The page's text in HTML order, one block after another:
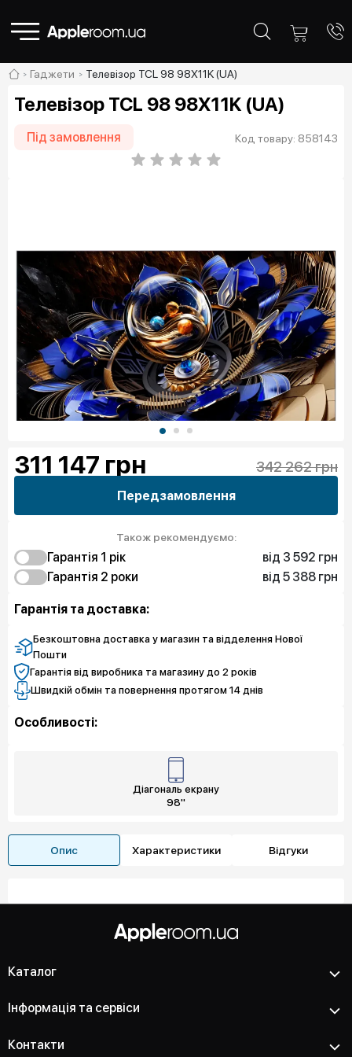
Гаджети Телевізор TCL 98 98X11K (UA)
Телевізор TCL 98 98X11K (UA)
Під замовлення Код товару: 858143
311 147 грн 342 262 грн
Передзамовлення
Також рекомендуємо:
Гарантія 1 рік
від 3 592 грн
Захист від браку
3 592 грн
Гарантія 2 роки
від 5 388 грн
Гарантія та доставка:
Безкоштовна доставка у магазин та відделення Нової
Пошти
Гарантія від виробника та магазину до 2 років
Швидкій обмін та повернення протягом 14 днів
Особливості:
Діагональ екрану
98"
Опис Характеристики Відгуки
Каталог
Інформація та сервіси
Контакти